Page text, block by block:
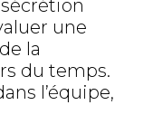
une
la
du temps.
l’équipe,